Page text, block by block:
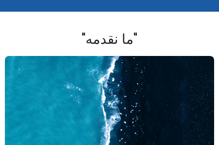
"ما نقدمه"